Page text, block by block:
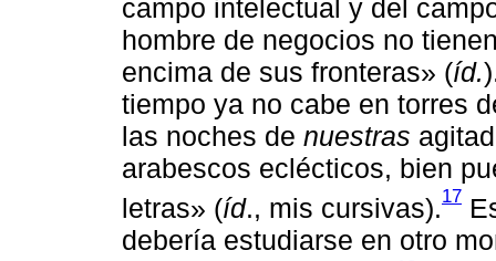
campo intelectual y del
hombre de negocios no
encima de sus fronteras» (íd.
tiempo ya no cabe en torres
las noches de nuestras
arabescos eclécticos, bien
letras» (íd., mis cursivas).17
debería estudiarse en otro